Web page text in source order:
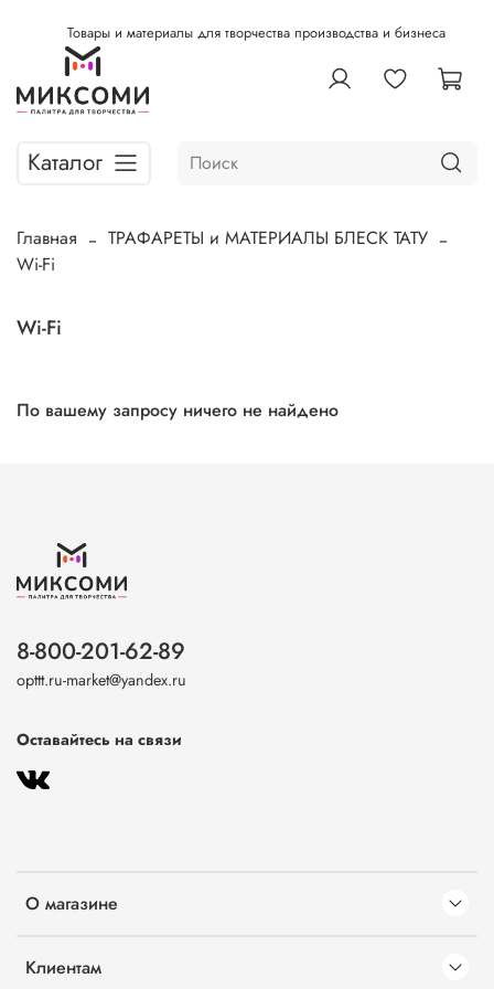
Товары и материалы для творчества производства и бизнеса
Каталог
Главная
ТРАФАРЕТЫ и МАТЕРИАЛЫ БЛЕСК ТАТУ
Wi-Fi
Wi-Fi
По вашему запросу ничего не найдено
О магазине
Клиентам
8-800-201-62-89
opttt.ru-market@yandex.ru
Оставайтесь на связи